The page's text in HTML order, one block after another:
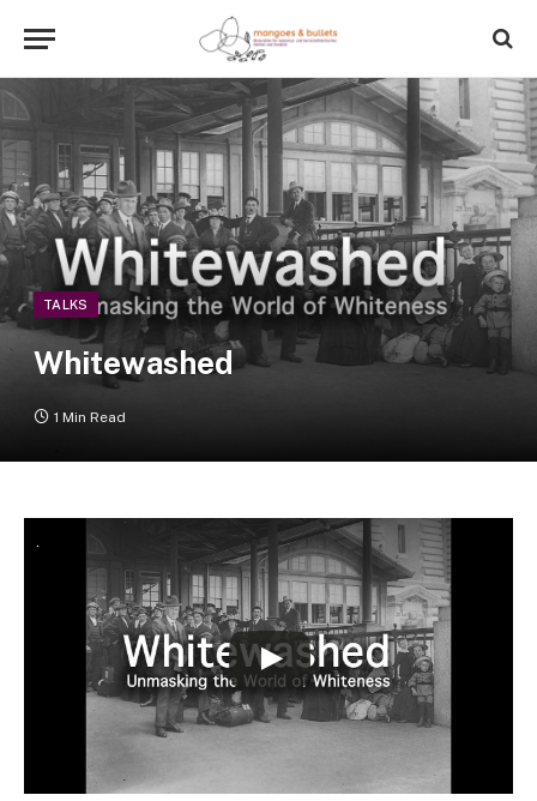
TALKS
Whitewashed
1 Min Read
.